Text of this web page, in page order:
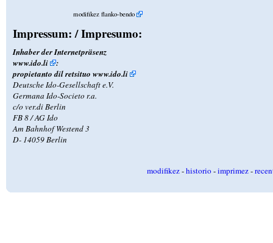
modifikez flanko-bendo
Impressum: / Impresumo:
Inhaber der Internetpräsenz
www.ido.li
:
propietanto dil retsituo www.ido.li
Deutsche Ido-Gesellschaft e.V.
Germana Ido-Societo r.a.
c/o ver.di Berlin
FB 8 / AG Ido
Am Bahnhof Westend 3
D- 14059 Berlin
modifikez-historio-imprimez-